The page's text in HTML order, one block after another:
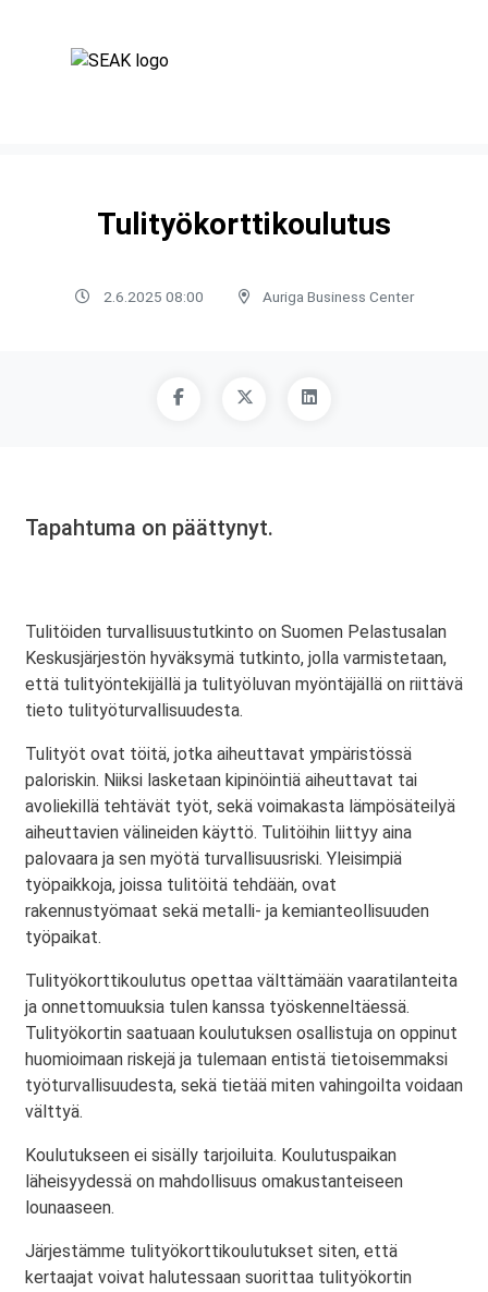
Tulityökorttikoulutus
2.6.2025 08:00 Auriga Business Center
Tapahtuma on päättynyt.
Tulitöiden turvallisuustutkinto on Suomen Pelastusalan
Keskusjärjestön hyväksymä tutkinto, jolla varmistetaan,
että tulityöntekijällä ja tulityöluvan myöntäjällä on riittävä
tieto tulityöturvallisuudesta.
Tulityöt ovat töitä, jotka aiheuttavat ympäristössä
paloriskin. Niiksi lasketaan kipinöintiä aiheuttavat tai
avoliekillä tehtävät työt, sekä voimakasta lämpösäteilyä
aiheuttavien välineiden käyttö. Tulitöihin liittyy aina
palovaara ja sen myötä turvallisuusriski. Yleisimpiä
työpaikkoja, joissa tulitöitä tehdään, ovat
rakennustyömaat sekä metalli- ja kemianteollisuuden
työpaikat.
Tulityökorttikoulutus opettaa välttämään vaaratilanteita
ja onnettomuuksia tulen kanssa työskenneltäessä.
Tulityökortin saatuaan koulutuksen osallistuja on oppinut
huomioimaan riskejä ja tulemaan entistä tietoisemmaksi
työturvallisuudesta, sekä tietää miten vahingoilta voidaan
välttyä.
Koulutukseen ei sisälly tarjoiluita. Koulutuspaikan
läheisyydessä on mahdollisuus omakustanteiseen
lounaaseen.
Järjestämme tulityökorttikoulutukset siten, että
kertaajat voivat halutessaan suorittaa tulityökortin